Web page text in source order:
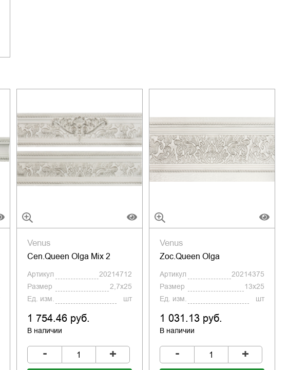
Venus
Cen.Queen Olga Mix 2
Артикул
20214712
Размер
2,7x25
Ед. изм.
шт
1 754.46 руб.
В наличии
- +
Venus
Zoc.Queen Olga
Артикул
20214375
Размер
13x25
Ед. изм.
шт
1 031.13 руб.
В наличии
- +